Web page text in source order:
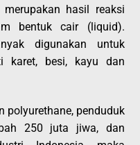
merupakan hasil reaksi
bentuk cair (liquid).
digunakan untuk
karet, besi, kayu dan
polyurethane, penduduk
250 juta jiwa, dan